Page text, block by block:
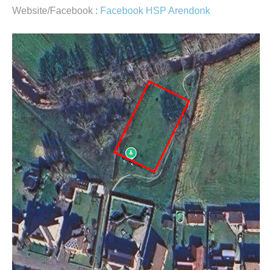
Website/Facebook : Facebook HSP Arendonk